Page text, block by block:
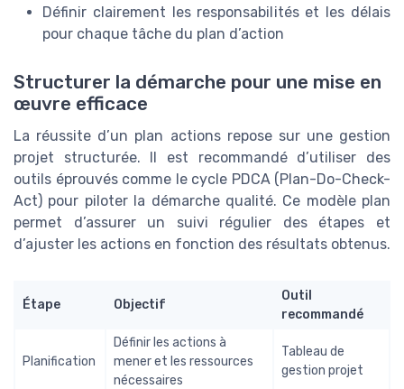
Définir clairement les responsabilités et les délais
pour chaque tâche du plan d’action
Structurer la démarche pour une mise en
œuvre efficace
La réussite d’un plan actions repose sur une gestion
projet structurée. Il est recommandé d’utiliser des
outils éprouvés comme le cycle PDCA (Plan-Do-Check-
Act) pour piloter la démarche qualité. Ce modèle plan
permet d’assurer un suivi régulier des étapes et
d’ajuster les actions en fonction des résultats obtenus.
Étape Objectif
Outil
recommandé
Planification
Définir les actions à
mener et les ressources
nécessaires
Tableau de
gestion projet